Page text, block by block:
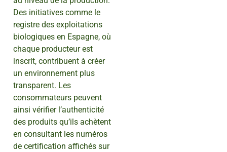
Des initiatives comme le
registre des exploitations
biologiques en Espagne, où
chaque producteur est
inscrit, contribuent à créer
un environnement plus
transparent. Les
consommateurs peuvent
ainsi vérifier l’authenticité
des produits qu’ils achètent
en consultant les numéros
de certification affichés sur